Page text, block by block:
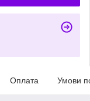
Оплата Умови